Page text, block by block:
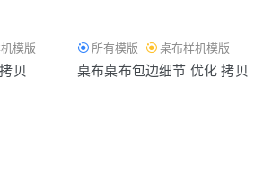
模版
贝
所有模版 桌布样机模版
桌布桌布包边细节 优化 拷贝